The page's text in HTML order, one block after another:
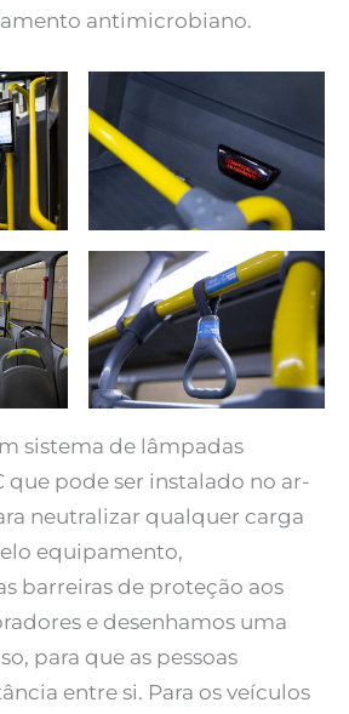
antimicrobiano.
sistema de lâmpadas
que pode ser instalado no ar-
neutralizar qualquer carga
equipamento,
barreiras de proteção aos
e desenhamos uma
para que as pessoas
entre si. Para os veículos